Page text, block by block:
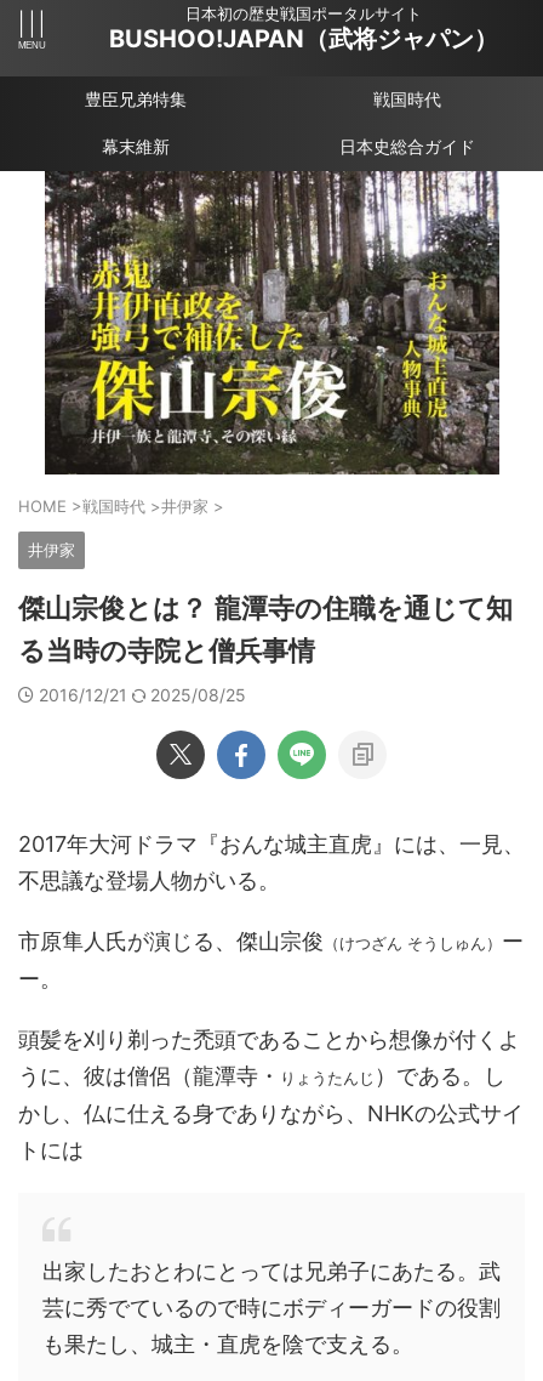
日本初の歴史戦国ポータルサイト
BUSHOO!JAPAN（武将ジャパン）
豊臣兄弟特集 戦国時代
幕末維新 日本史総合ガイド
HOME >戦国時代 >井伊家 >
井伊家
傑山宗俊とは？ 龍潭寺の住職を通じて知
る当時の寺院と僧兵事情
2016/12/21 2025/08/25
2017年大河ドラマ『おんな城主直虎』には、一見、
不思議な登場人物がいる。
市原隼人氏が演じる、傑山宗俊 （けつざん そうしゅん） ー
ー。
頭髪を刈り剃った禿頭であることから想像が付くよ
うに、彼は僧侶（龍潭寺・ りょうたんじ ）である。し
かし、仏に仕える身でありながら、NHKの公式サイ
トには
出家したおとわにとっては兄弟子にあたる。武
芸に秀でているので時にボディーガードの役割
も果たし、城主・直虎を陰で支える。